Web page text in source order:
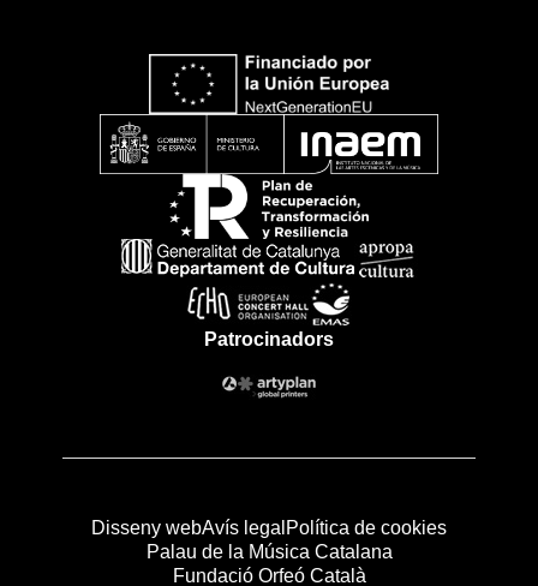
Patrocinadors
Disseny webAvís legal Política de cookies
Palau de la Música Catalana
Fundació Orfeó Català